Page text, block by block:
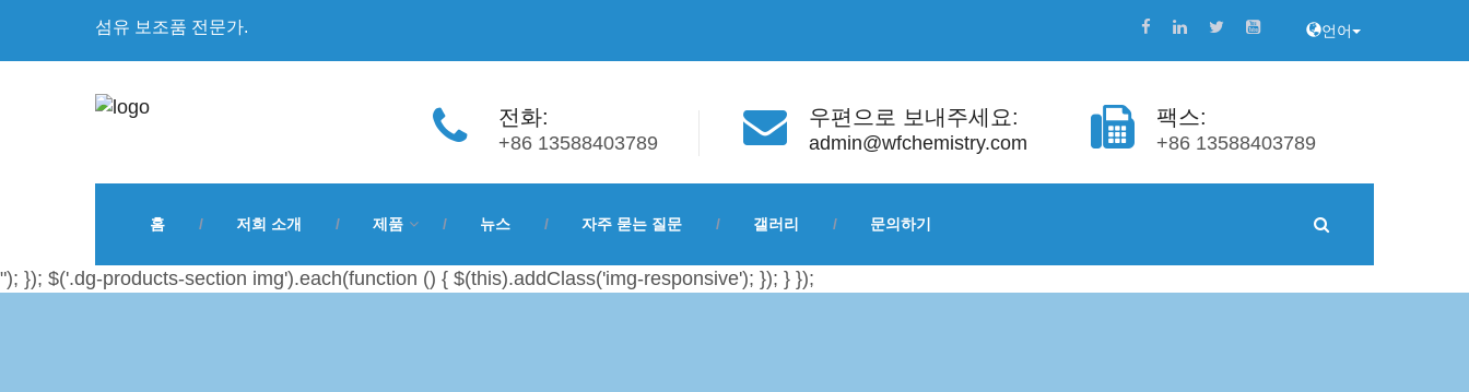
섬유 보조품 전문가. 언어
전화:
+86 13588403789
우편으로 보내주세요:
admin@wfchemistry.com
팩스:
+86 13588403789
홈 저희 소개 제품 뉴스 자주 묻는 질문 갤러리 문의하기
"); }); $('.dg-products-section img').each(function () { $(this).addClass('img-responsive'); }); } });